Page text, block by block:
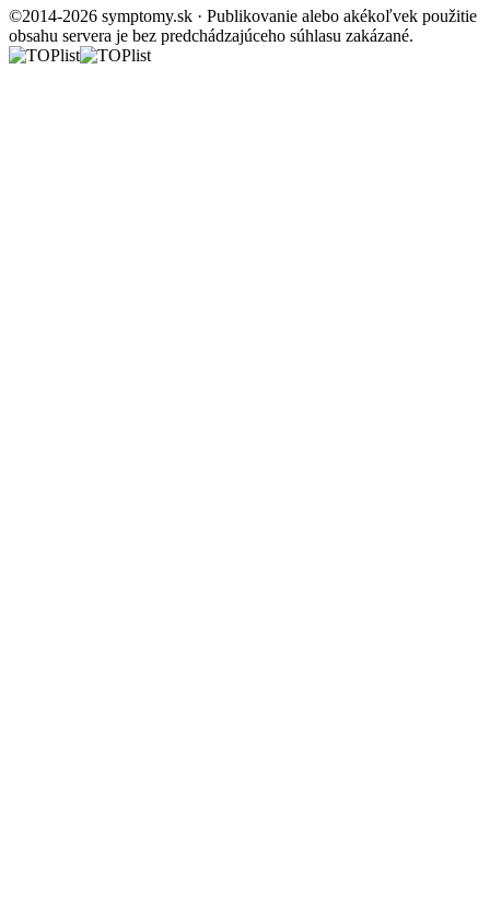
©2014-2026 symptomy.sk · Publikovanie alebo akékoľvek použitie
obsahu servera je bez predchádzajúceho súhlasu zakázané.